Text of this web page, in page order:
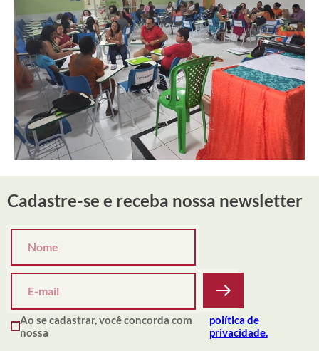
Cadastre-se e receba nossa newsletter
Ao se cadastrar, você concorda com
nossa
política de
privacidade.